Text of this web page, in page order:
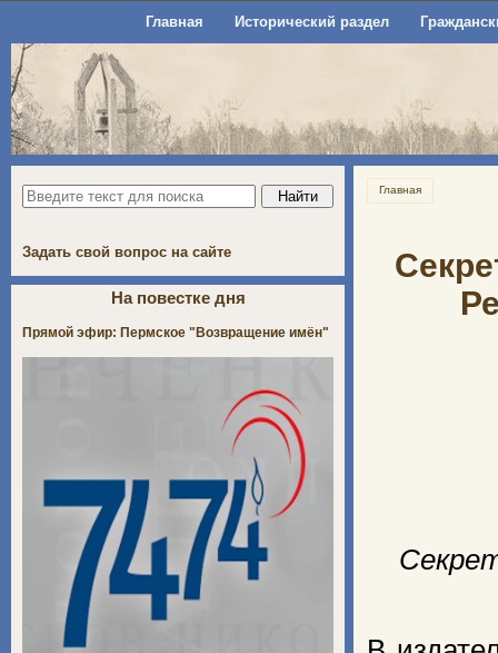
Главная Исторический раздел
Главная
Задать свой вопрос на сайте
На повестке дня
Прямой эфир: Пермское "Возвращение имён"